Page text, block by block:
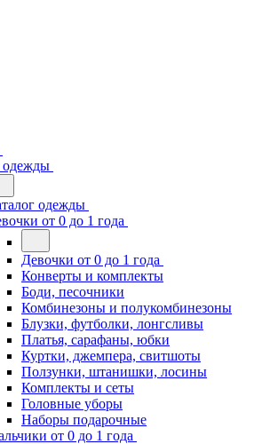
одежды
одежды
от 0 до 1 года
Девочки от 0 до 1 года
Конверты и комплекты
Боди, песочники
Комбинезоны и полукомбинезоны
Блузки, футболки, лонгсливы
Платья, сарафаны, юбки
Куртки, джемпера, свитшоты
Ползунки, штанишки, лосины
Комплекты и сеты
Головные уборы
Наборы подарочные
от 0 до 1 года